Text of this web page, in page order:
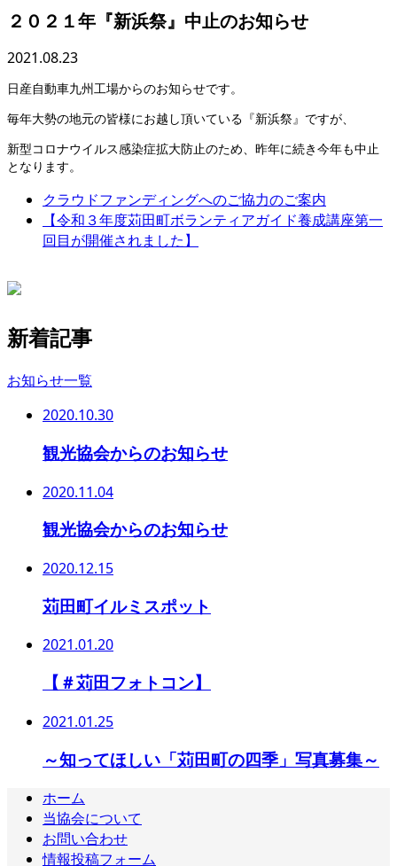
２０２１年『新浜祭』中止のお知らせ
2021.08.23
日産自動車九州工場からのお知らせです。
毎年大勢の地元の皆様にお越し頂いている『新浜祭』ですが、
新型コロナウイルス感染症拡大防止のため、昨年に続き今年も中止
となります。
クラウドファンディングへのご協力のご案内
【令和３年度苅田町ボランティアガイド養成講座第一
回目が開催されました】
新着記事
お知らせ一覧
2020.10.30
観光協会からのお知らせ
2020.11.04
観光協会からのお知らせ
2020.12.15
苅田町イルミスポット
2021.01.20
【＃苅田フォトコン】
2021.01.25
～知ってほしい「苅田町の四季」写真募集～
ホーム
当協会について
お問い合わせ
情報投稿フォーム